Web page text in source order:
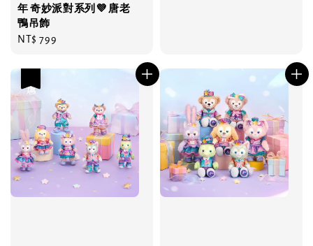
年 奇妙派對系列💜 唐老
鴨吊飾
Regular
NT$ 799